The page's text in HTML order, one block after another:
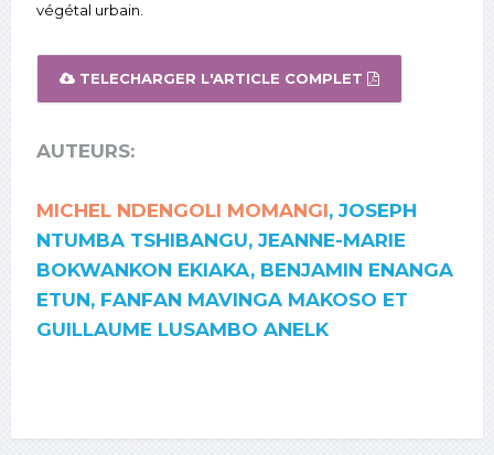
végétal urbain.
TELECHARGER L'ARTICLE COMPLET
AUTEURS:
MICHEL NDENGOLI MOMANGI, JOSEPH
NTUMBA TSHIBANGU, JEANNE-MARIE
BOKWANKON EKIAKA, BENJAMIN ENANGA
ETUN, FANFAN MAVINGA MAKOSO ET
GUILLAUME LUSAMBO ANELK